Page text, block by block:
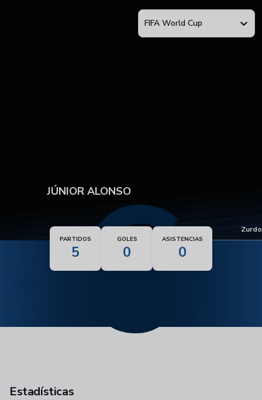
FIFA World Cup
6
JÚNIOR ALONSO
Pie dominante Zurdo
PARTIDOS
5
GOLES
0
ASISTENCIAS
0
Estadísticas